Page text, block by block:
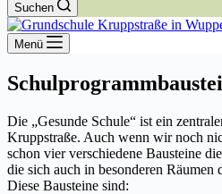
Suchen
Menü
Die „Gesunde Schule“ ist ein
Kruppstraße. Auch wenn wir noch
schon vier verschiedene Bausteine
die sich auch in besonderen Räumen
Diese Bausteine sind: